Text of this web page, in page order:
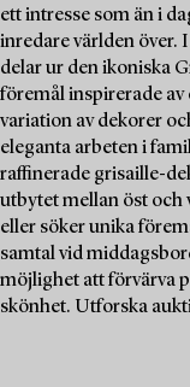
ett intresse som än i
inredare världen över.
delar ur den ikoniska
föremål inspirerade
variation av dekorer
eleganta arbeten i
raffinerade grisaille-
utbytet mellan öst och
eller söker unika
samtal vid
möjlighet att förvärva
skönhet. Utforska